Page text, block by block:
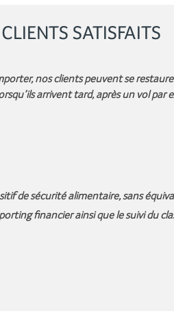
SATISFAITS
nos clients peuvent se
arrivent tard, après un vol
de sécurité alimentaire, sans
financier ainsi que le suivi du